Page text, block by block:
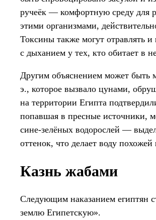
ручеёк — комфортную среду для
этими организмами,
Токсины также могут отравлять
с дыханием у тех, кто обитает в
Другим объяснением может быть
э., которое вызвало цунами,
на территории Египта
попавшая в пресные источники,
сине-зелёных водорослей —
оттенок, что делает воду похожей
Казнь жабами
Следующим наказанием египтян
землю Египетскую».